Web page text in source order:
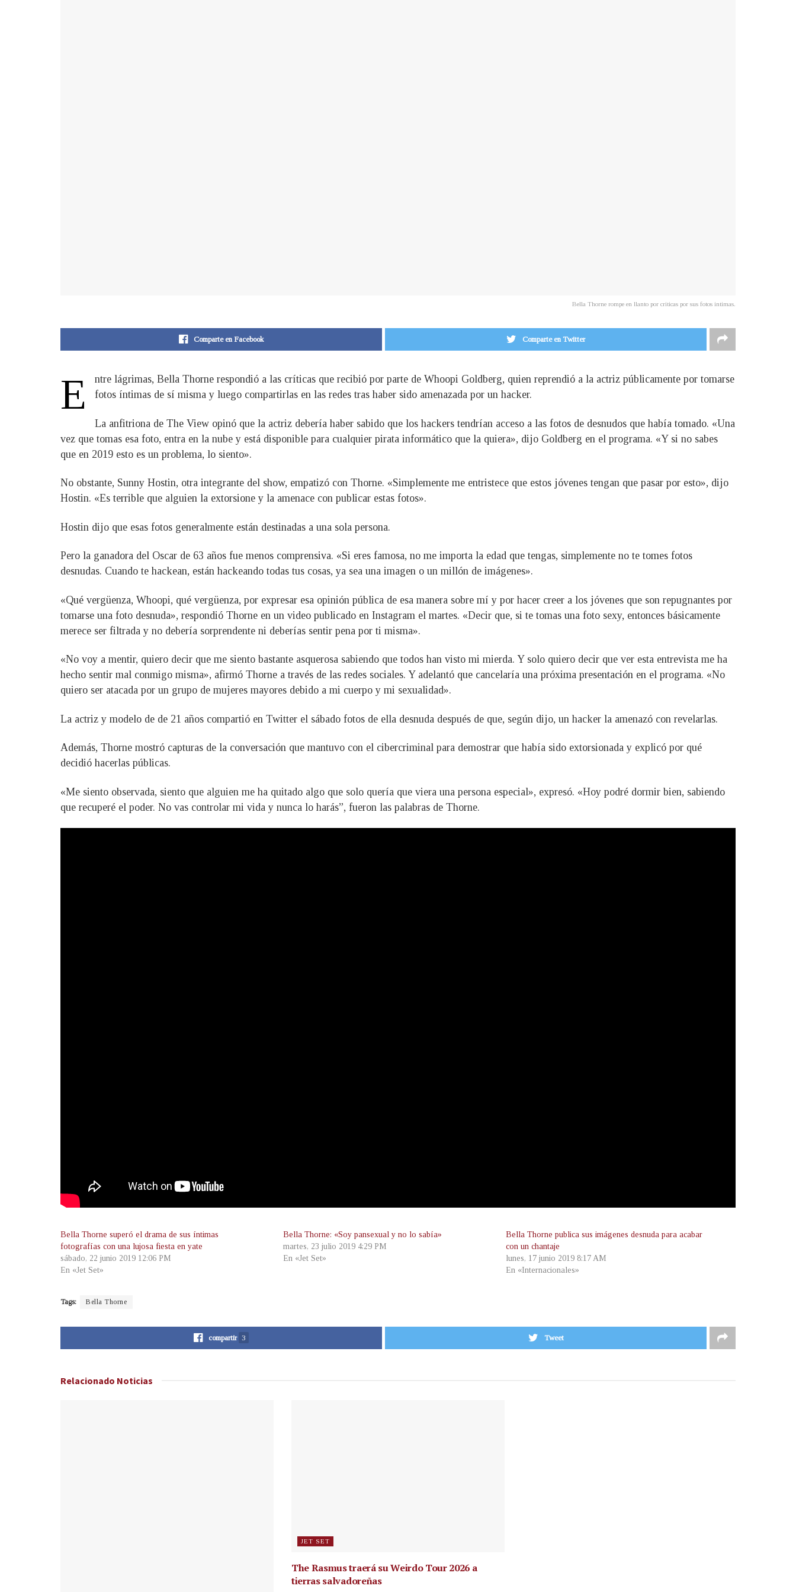
Bella Thorne rompe en llanto por criticas por sus fotos intimas.
Comparte en Facebook Comparte en Twitter
E
ntre lágrimas, Bella Thorne respondió a las críticas que recibió por parte de Whoopi Goldberg, quien reprendió a la actriz públicamente por tomarse
fotos íntimas de sí misma y luego compartirlas en las redes tras haber sido amenazada por un hacker.
La anfitriona de The View opinó que la actriz debería haber sabido que los hackers tendrían acceso a las fotos de desnudos que había tomado. «Una
vez que tomas esa foto, entra en la nube y está disponible para cualquier pirata informático que la quiera», dijo Goldberg en el programa. «Y si no sabes
que en 2019 esto es un problema, lo siento».
No obstante, Sunny Hostin, otra integrante del show, empatizó con Thorne. «Simplemente me entristece que estos jóvenes tengan que pasar por esto», dijo
Hostin. «Es terrible que alguien la extorsione y la amenace con publicar estas fotos».
Hostin dijo que esas fotos generalmente están destinadas a una sola persona.
Pero la ganadora del Oscar de 63 años fue menos comprensiva. «Si eres famosa, no me importa la edad que tengas, simplemente no te tomes fotos
desnudas. Cuando te hackean, están hackeando todas tus cosas, ya sea una imagen o un millón de imágenes».
«Qué vergüenza, Whoopi, qué vergüenza, por expresar esa opinión pública de esa manera sobre mí y por hacer creer a los jóvenes que son repugnantes por
tomarse una foto desnuda», respondió Thorne en un video publicado en Instagram el martes. «Decir que, si te tomas una foto sexy, entonces básicamente
merece ser filtrada y no debería sorprendente ni deberías sentir pena por ti misma».
«No voy a mentir, quiero decir que me siento bastante asquerosa sabiendo que todos han visto mi mierda. Y solo quiero decir que ver esta entrevista me ha
hecho sentir mal conmigo misma», afirmó Thorne a través de las redes sociales. Y adelantó que cancelaría una próxima presentación en el programa. «No
quiero ser atacada por un grupo de mujeres mayores debido a mi cuerpo y mi sexualidad».
La actriz y modelo de de 21 años compartió en Twitter el sábado fotos de ella desnuda después de que, según dijo, un hacker la amenazó con revelarlas.
Además, Thorne mostró capturas de la conversación que mantuvo con el cibercriminal para demostrar que había sido extorsionada y explicó por qué
decidió hacerlas públicas.
«Me siento observada, siento que alguien me ha quitado algo que solo quería que viera una persona especial», expresó. «Hoy podré dormir bien, sabiendo
que recuperé el poder. No vas controlar mi vida y nunca lo harás”, fueron las palabras de Thorne.
Bella Thorne superó el drama de sus íntimas
fotografías con una lujosa fiesta en yate
sábado, 22 junio 2019 12:06 PM
En «Jet Set»
Bella Thorne: «Soy pansexual y no lo sabía»
martes, 23 julio 2019 4:29 PM
En «Jet Set»
Bella Thorne publica sus imágenes desnuda para acabar
con un chantaje
lunes, 17 junio 2019 8:17 AM
En «Internacionales»
Tags: Bella Thorne
compartir 3 Tweet
Relacionado Noticias
JET SET
The Rasmus traerá su Weirdo Tour 2026 a
tierras salvadoreñas